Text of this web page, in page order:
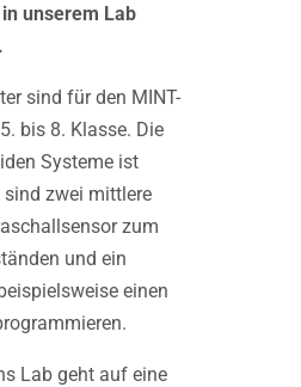
unserem Lab
sind für den MINT-
bis 8. Klasse. Die
Systeme ist
zwei mittlere
zum
und ein
einen
Lab geht auf eine